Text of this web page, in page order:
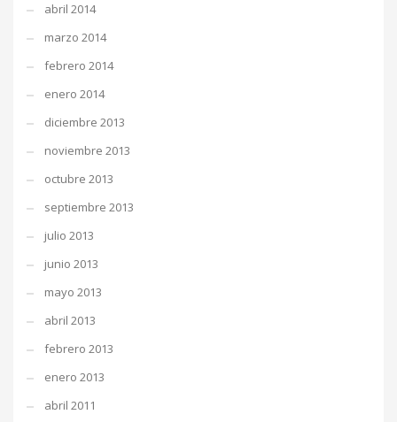
abril 2014
marzo 2014
febrero 2014
enero 2014
diciembre 2013
noviembre 2013
octubre 2013
septiembre 2013
julio 2013
junio 2013
mayo 2013
abril 2013
febrero 2013
enero 2013
abril 2011